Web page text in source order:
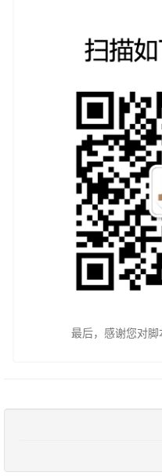
最后，感谢您对脚